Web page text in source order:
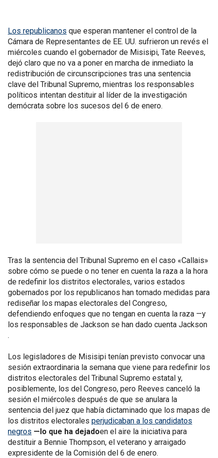
Los republicanos que esperan mantener el control de la
Cámara de Representantes de EE. UU. sufrieron un revés el
miércoles cuando el gobernador de Misisipi, Tate Reeves,
dejó claro que no va a poner en marcha de inmediato la
redistribución de circunscripciones tras una sentencia
clave del Tribunal Supremo, mientras los responsables
políticos intentan destituir al líder de la investigación
demócrata sobre los sucesos del 6 de enero.
Tras la sentencia del Tribunal Supremo en el caso «Callais»
sobre cómo se puede o no tener en cuenta la raza a la hora
de redefinir los distritos electorales, varios estados
gobernados por los republicanos han tomado medidas para
rediseñar los mapas electorales del Congreso,
defendiendo enfoques que no tengan en cuenta la raza —y
los responsables de Jackson se han dado cuenta Jackson
.
Los legisladores de Misisipi tenían previsto convocar una
sesión extraordinaria la semana que viene para redefinir los
distritos electorales del Tribunal Supremo estatal y,
posiblemente, los del Congreso, pero Reeves canceló la
sesión el miércoles después de que se anulara la
sentencia del juez que había dictaminado que los mapas de
los distritos electorales perjudicaban a los candidatos
negros —lo que ha dejadoen el aire la iniciativa para
destituir a Bennie Thompson, el veterano y arraigado
expresidente de la Comisión del 6 de enero.